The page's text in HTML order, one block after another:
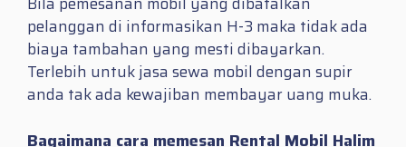
pelanggan di informasikan H-3 maka tidak ada
biaya tambahan yang mesti dibayarkan.
Terlebih untuk jasa sewa mobil dengan supir
anda tak ada kewajiban membayar uang muka.
Bagaimana cara memesan Rental Mobil Halim